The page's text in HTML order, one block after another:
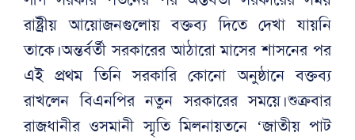
রাষ্ট্রীয় আয়োজনগুলোয় বক্তব্য দিতে দেখা যায়নি
তাকে।অন্তর্বর্তী সরকারের আঠারো মাসের শাসনের পর
এই প্রথম তিনি সরকারি কোনো অনুষ্ঠানে বক্তব্য
রাখলেন বিএনপির নতুন সরকারের সময়ে।শুক্রবার
রাজধানীর ওসমানী স্মৃতি মিলনায়তনে ‘জাতীয় পাট